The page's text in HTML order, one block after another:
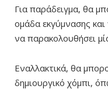
Για παράδειγμα, θα
ομάδα εκγύμνασης
να παρακολουθήσει
Εναλλακτικά, θα
δημιουργικό χόμπι,